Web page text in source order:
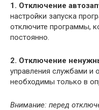
1. Отключение
настройки запуска
отключите программы,
постоянно.
2. Отключение
управления службами и
необходимы только в
Внимание: перед